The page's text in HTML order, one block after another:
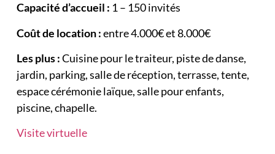
Capacité d’accueil : 1 – 150 invités
Coût de location :entre 4.000€ et 8.000€
Les plus :Cuisine pour le traiteur, piste de danse,
jardin, parking, salle de réception, terrasse, tente,
espace cérémonie laïque, salle pour enfants,
piscine, chapelle.
Visite virtuelle